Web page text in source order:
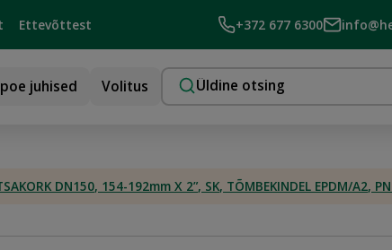
Ettevõttest +372 677 6300
juhised Volitus
DN150, 154-192mm X 2”, SK, TÕMBEKINDEL EPDM/A2,